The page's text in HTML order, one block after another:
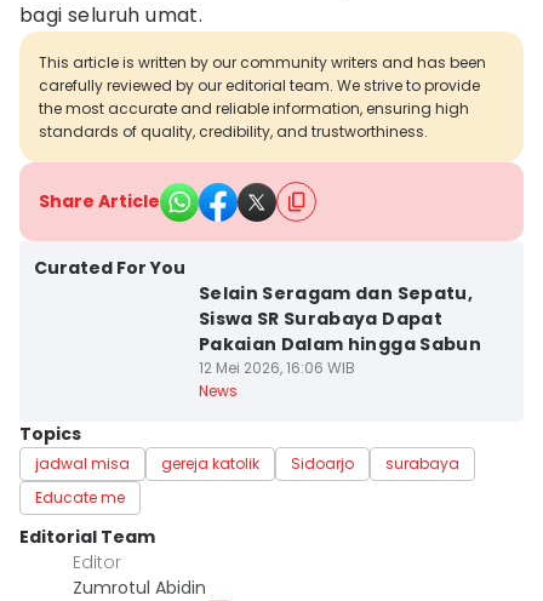
bagi seluruh umat.
This article is written by our community writers and has been
carefully reviewed by our editorial team. We strive to provide
the most accurate and reliable information, ensuring high
standards of quality, credibility, and trustworthiness.
Share Article
Curated For You
Selain Seragam dan Sepatu,
Siswa SR Surabaya Dapat
Pakaian Dalam hingga Sabun
12 Mei 2026, 16:06 WIB
News
Topics
jadwal misa gereja katolik Sidoarjo
surabaya
Educate me
Editorial Team
Editor
Zumrotul Abidin